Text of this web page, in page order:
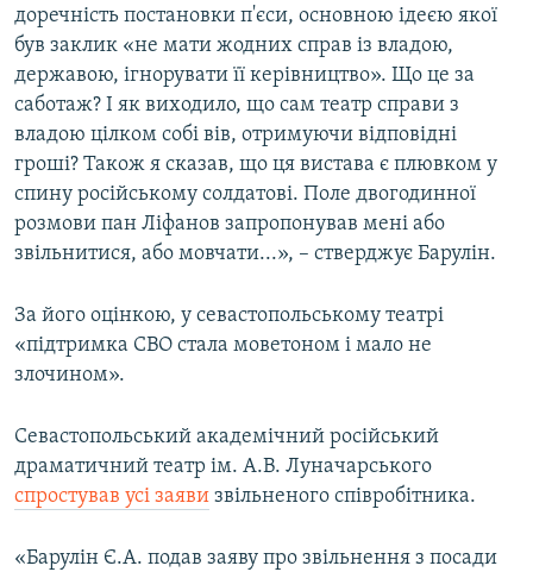
доречність постановки п'єси, основною ідеєю якої
був заклик «не мати жодних справ із владою,
державою, ігнорувати її керівництво». Що це за
саботаж? І як виходило, що сам театр справи з
владою цілком собі вів, отримуючи відповідні
гроші? Також я сказав, що ця вистава є плювком у
спину російському солдатові. Поле двогодинної
розмови пан Ліфанов запропонував мені або
звільнитися, або мовчати...», – стверджує Барулін.
За його оцінкою, у севастопольському театрі
«підтримка СВО стала моветоном і мало не
злочином».
Севастопольський академічний російський
драматичний театр ім. А.В. Луначарського
спростував усі заяви звільненого співробітника.
«Барулін Є.А. подав заяву про звільнення з посади